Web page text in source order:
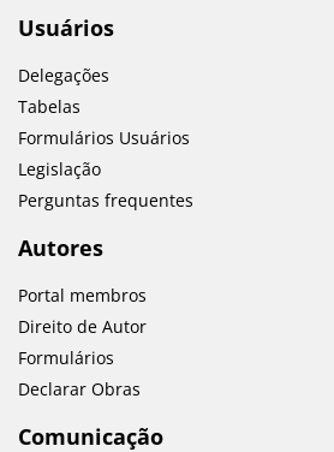
Usuários
Delegações
Tabelas
Formulários Usuários
Legislação
Perguntas frequentes
Autores
Portal membros
Direito de Autor
Formulários
Declarar Obras
Comunicação